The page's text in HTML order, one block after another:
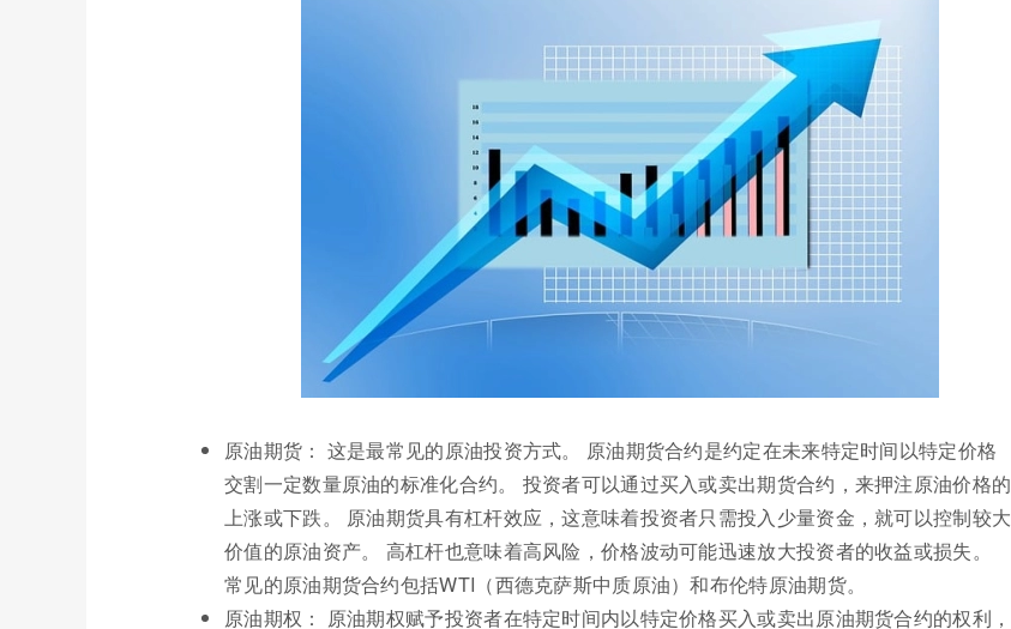
原油期货： 这是最常见的原油投资方式。 原油期货合约是约定在未来特定时间以特定价格
交割一定数量原油的标准化合约。 投资者可以通过买入或卖出期货合约，来押注原油价格的
上涨或下跌。 原油期货具有杠杆效应，这意味着投资者只需投入少量资金，就可以控制较大
价值的原油资产。 高杠杆也意味着高风险，价格波动可能迅速放大投资者的收益或损失。
常见的原油期货合约包括WTI（西德克萨斯中质原油）和布伦特原油期货。
原油期权： 原油期权赋予投资者在特定时间内以特定价格买入或卖出原油期货合约的权利，